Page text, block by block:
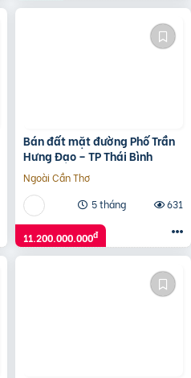
Bán đất mặt đường Phố Trần
Hưng Đạo – TP Thái Bình
Ngoài Cần Thơ
5 tháng
631
11.200.000.000đ